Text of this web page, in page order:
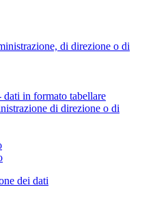
di direzione o di
in formato tabellare
di direzione o di
dei dati